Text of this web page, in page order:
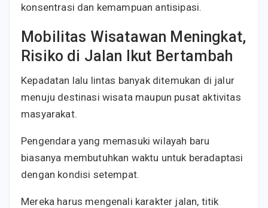
konsentrasi dan kemampuan antisipasi.
Mobilitas Wisatawan Meningkat,
Risiko di Jalan Ikut Bertambah
Kepadatan lalu lintas banyak ditemukan di jalur
menuju destinasi wisata maupun pusat aktivitas
masyarakat.
Pengendara yang memasuki wilayah baru
biasanya membutuhkan waktu untuk beradaptasi
dengan kondisi setempat.
Mereka harus mengenali karakter jalan, titik